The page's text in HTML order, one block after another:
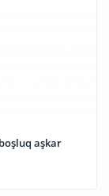
aşkar